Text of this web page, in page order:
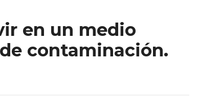
en un medio
contaminación.